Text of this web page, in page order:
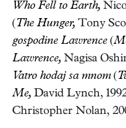
Who Fell to Earth,
(The Hunger, Tony
gospodine Lawrence (
Lawrence, Nagisa
Vatro hodaj sa mnom(
Me, David Lynch,
Christopher Nolan,